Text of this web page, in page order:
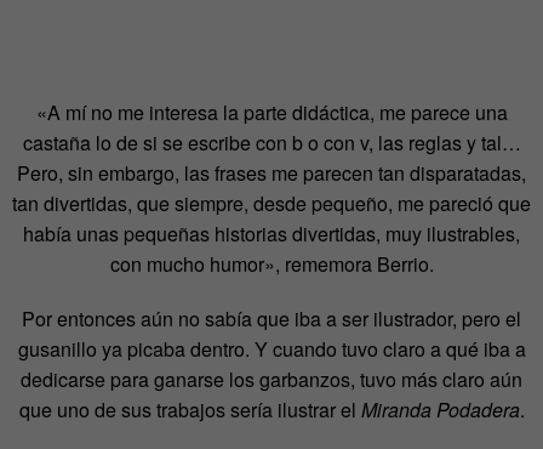
«A mí no me interesa la parte didáctica, me parece una
castaña lo de si se escribe con b o con v, las reglas y tal…
Pero, sin embargo, las frases me parecen tan disparatadas,
tan divertidas, que siempre, desde pequeño, me pareció que
había unas pequeñas historias divertidas, muy ilustrables,
con mucho humor», rememora Berrio.
Por entonces aún no sabía que iba a ser ilustrador, pero el
gusanillo ya picaba dentro. Y cuando tuvo claro a qué iba a
dedicarse para ganarse los garbanzos, tuvo más claro aún
que uno de sus trabajos sería ilustrar el Miranda Podadera.